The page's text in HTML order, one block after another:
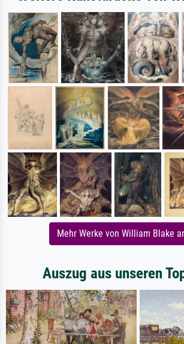
Mehr Werke von William Blake
Auszug aus unseren